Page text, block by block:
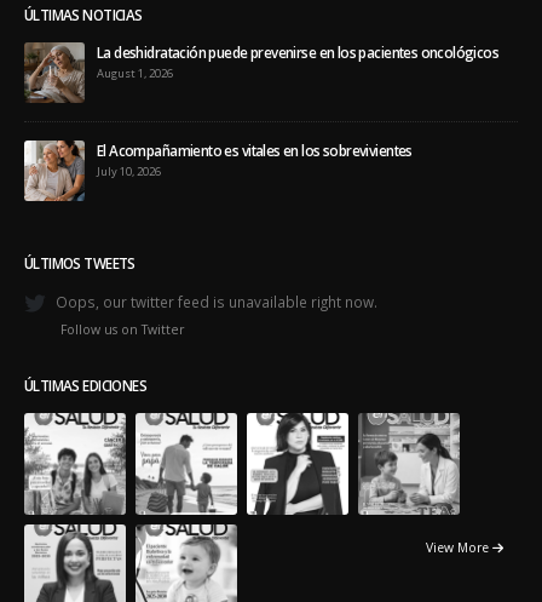
ÚLTIMAS NOTICIAS
La deshidratación puede prevenirse en los pacientes oncológicos
August 1, 2026
El Acompañamiento es vitales en los sobrevivientes
July 10, 2026
ÚLTIMOS TWEETS
Oops, our twitter feed is unavailable right now.
Follow us on Twitter
ÚLTIMAS EDICIONES
View More